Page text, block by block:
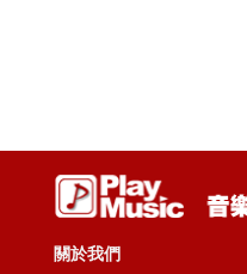
關於我們